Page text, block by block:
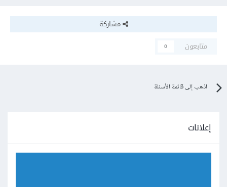
مشاركة
متابعون
0
اذهب إلى قائمة الأسئلة
إعلانات